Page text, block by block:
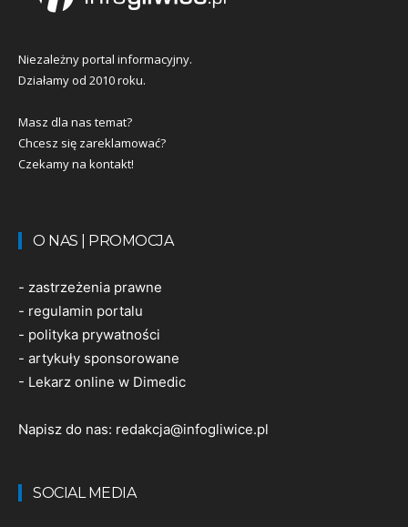
Niezależny portal informacyjny.
Działamy od 2010 roku.
Masz dla nas temat?
Chcesz się zareklamować?
Czekamy na kontakt!
O NAS | PROMOCJA
- zastrzeżenia prawne
- regulamin portalu
- polityka prywatności
- artykuły sponsorowane
- Lekarz online w Dimedic
Napisz do nas: redakcja@infogliwice.pl
SOCIAL MEDIA